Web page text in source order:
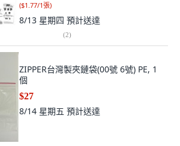
($1.77/1張)
8/13 星期四 預計送達
(2)
ZIPPER台灣製夾鏈袋(00號 6號) PE, 1
個
$27
8/14 星期五 預計送達